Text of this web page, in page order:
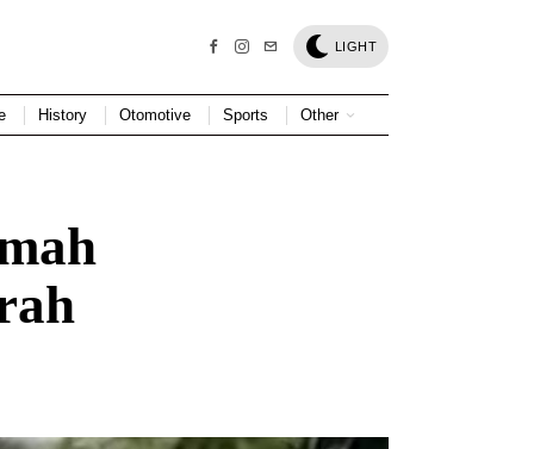
LIGHT
History Otomotive Sports Other